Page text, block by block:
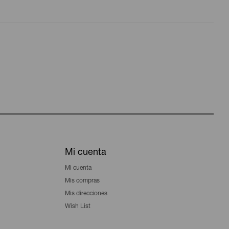
Mi cuenta
Mi cuenta
Mis compras
Mis direcciones
Wish List